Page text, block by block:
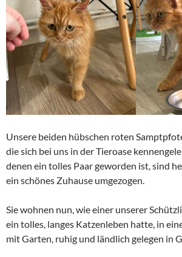
Unsere beiden hübschen roten
die sich bei uns in der Tieroase
denen ein tolles Paar geworden ist, sind
ein schönes Zuhause umgezogen.
Sie wohnen nun, wie einer unserer
ein tolles, langes Katzenleben hatte, in
mit Garten, ruhig und ländlich gelegen in